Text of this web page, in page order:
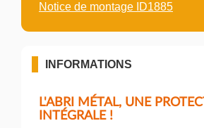
Notice de montage ID1885
INFORMATIONS
L'ABRI MÉTAL, UNE
INTÉGRALE !